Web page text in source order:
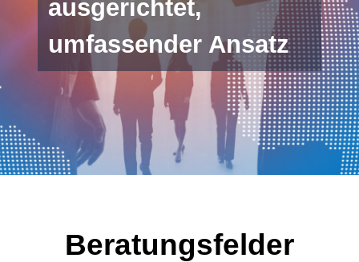
ausgerichtet,
umfassender Ansatz
Beratungsfelder